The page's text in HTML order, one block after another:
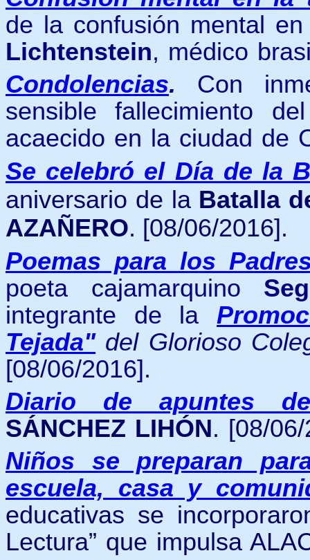
de la confusión mental
Lichtenstein, médico
Condolencias. Con
sensible fallecimiento
acaecido en la ciudad de
Se celebró el Día de la
aniversario de la Batalla
AZAÑERO. [08/06/2016].
Poemas para los
poeta cajamarquino
integrante de la
Tejada" del Glorioso
[08/06/2016].
Diario de apuntes
SÁNCHEZ LIHÓN. [08/
Niños se preparan
escuela, casa y
educativas se
Lectura” que impulsa